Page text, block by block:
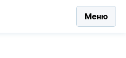
Меню